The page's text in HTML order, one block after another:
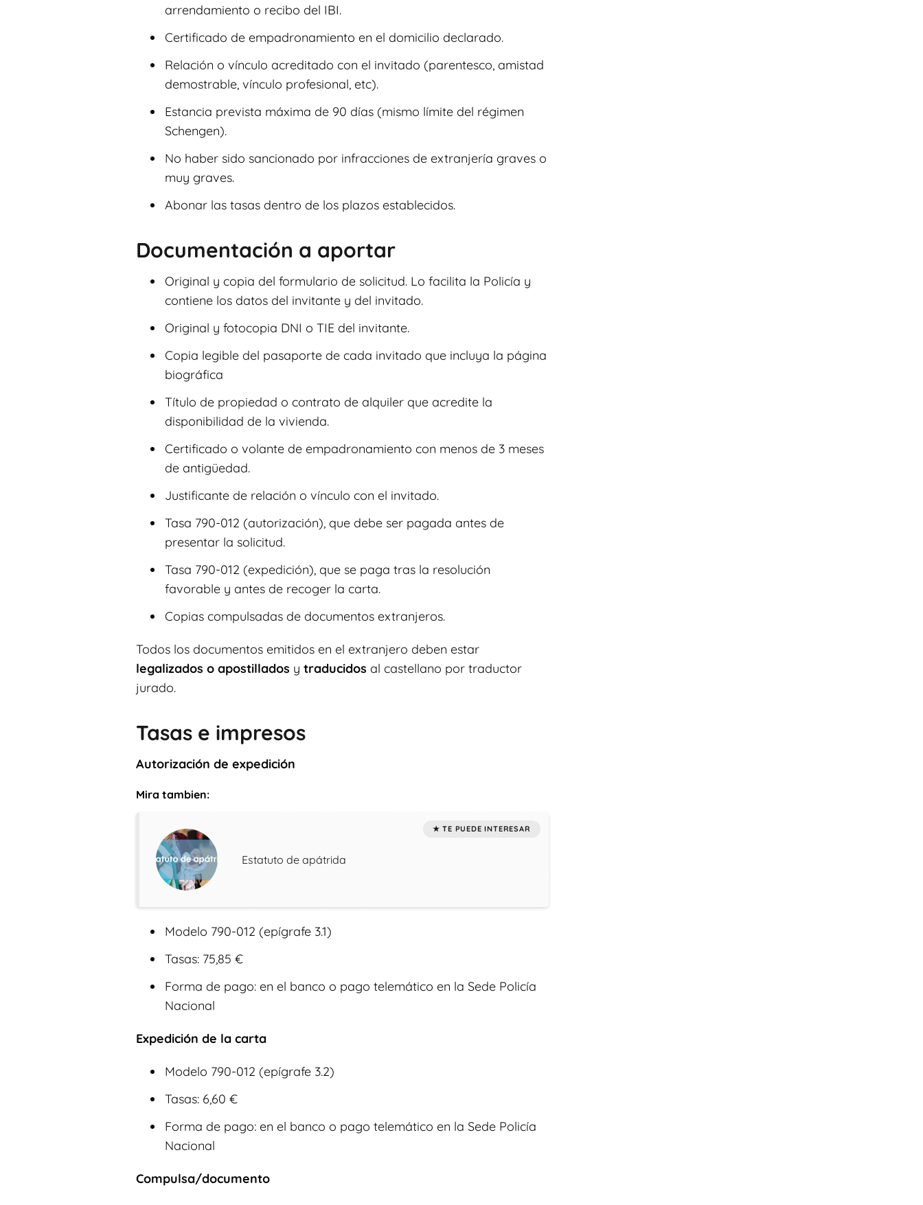
arrendamiento o recibo del IBI.
Certificado de empadronamiento en el domicilio declarado.
Relación o vínculo acreditado con el invitado (parentesco, amistad
demostrable, vínculo profesional, etc).
Estancia prevista máxima de 90 días (mismo límite del régimen
Schengen).
No haber sido sancionado por infracciones de extranjería graves o
muy graves.
Abonar las tasas dentro de los plazos establecidos.
Documentación a aportar
Original y copia del formulario de solicitud. Lo facilita la Policía y
contiene los datos del invitante y del invitado.
Original y fotocopia DNI o TIE del invitante.
Copia legible del pasaporte de cada invitado que incluya la página
biográfica
Título de propiedad o contrato de alquiler que acredite la
disponibilidad de la vivienda.
Certificado o volante de empadronamiento con menos de 3 meses
de antigüedad.
Justificante de relación o vínculo con el invitado.
Tasa 790-012 (autorización), que debe ser pagada antes de
presentar la solicitud.
Tasa 790-012 (expedición), que se paga tras la resolución
favorable y antes de recoger la carta.
Copias compulsadas de documentos extranjeros.
Todos los documentos emitidos en el extranjero deben estar
legalizados o apostillados y traducidos al castellano por traductor
jurado.
Tasas e impresos
Autorización de expedición
Mira tambien:
Estatuto de apátrida
Modelo 790-012 (epígrafe 3.1)
Tasas: 75,85 €
Forma de pago: en el banco o pago telemático en la Sede Policía
Nacional
Expedición de la carta
Modelo 790-012 (epígrafe 3.2)
Tasas: 6,60 €
Forma de pago: en el banco o pago telemático en la Sede Policía
Nacional
Compulsa/documento